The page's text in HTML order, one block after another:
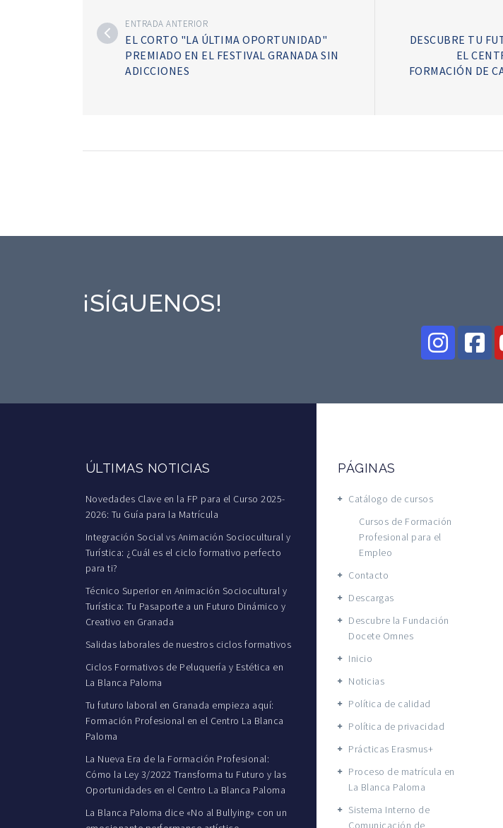
ENTRADA ANTERIOR
EL CORTO "LA ÚLTIMA OPORTUNIDAD"
PREMIADO EN EL FESTIVAL GRANADA SIN
ADICCIONES
DESCUBRE TU
EL
FORMACIÓN DE
¡SÍGUENOS!
ÚLTIMAS NOTICIAS
Novedades Clave en la FP para el Curso 2025-
2026: Tu Guía para la Matrícula
Integración Social vs Animación Sociocultural y
Turística: ¿Cuál es el ciclo formativo perfecto
para ti?
Técnico Superior en Animación Sociocultural y
Turística: Tu Pasaporte a un Futuro Dinámico y
Creativo en Granada
Salidas laborales de nuestros ciclos formativos
Ciclos Formativos de Peluquería y Estética en
La Blanca Paloma
Tu futuro laboral en Granada empieza aquí:
Formación Profesional en el Centro La Blanca
Paloma
La Nueva Era de la Formación Profesional:
Cómo la Ley 3/2022 Transforma tu Futuro y las
Oportunidades en el Centro La Blanca Paloma
La Blanca Paloma dice «No al Bullying» con un
PÁGINAS
Catálogo de cursos
Cursos de Formación
Profesional para el
Empleo
Contacto
Descargas
Descubre la Fundación
Docete Omnes
Inicio
Noticias
Política de calidad
Política de privacidad
Prácticas Erasmus+
Proceso de matrícula en
La Blanca Paloma
Sistema Interno de
Comunicación de